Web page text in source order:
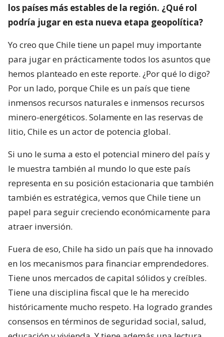
los países más estables de la región. ¿Qué rol
podría jugar en esta nueva etapa geopolítica?
Yo creo que Chile tiene un papel muy importante
para jugar en prácticamente todos los asuntos que
hemos planteado en este reporte. ¿Por qué lo digo?
Por un lado, porque Chile es un país que tiene
inmensos recursos naturales e inmensos recursos
minero-energéticos. Solamente en las reservas de
litio, Chile es un actor de potencia global.
Si uno le suma a esto el potencial minero del país y
le muestra también al mundo lo que este país
representa en su posición estacionaria que también
también es estratégica, vemos que Chile tiene un
papel para seguir creciendo económicamente para
atraer inversión.
Fuera de eso, Chile ha sido un país que ha innovado
en los mecanismos para financiar emprendedores.
Tiene unos mercados de capital sólidos y creíbles.
Tiene una disciplina fiscal que le ha merecido
históricamente mucho respeto. Ha logrado grandes
consensos en términos de seguridad social, salud,